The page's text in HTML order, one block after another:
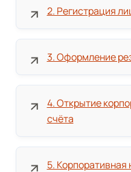
2. Регистрация
3. Оформление
4. Открытие
счёта
5. Корпоративная